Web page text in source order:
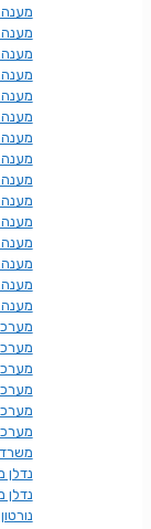
מענה
מענה
מענה
מענה
מענה
מענה
מענה
מענה
מענה
מענה
מענה
מענה
מענה
משרד
נדלן
נדלן